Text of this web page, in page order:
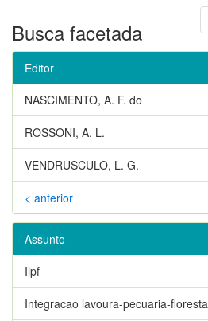
Busca facetada
Editor
NASCIMENTO, A. F. do
ROSSONI, A. L.
VENDRUSCULO, L. G.
< anterior
Assunto
Ilpf
Integracao lavoura-pecuaria-floresta